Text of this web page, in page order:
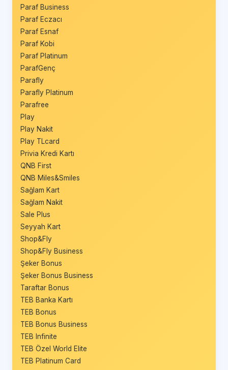
Paraf Business
Paraf Eczacı
Paraf Esnaf
Paraf Kobi
Paraf Platinum
ParafGenç
Parafly
Parafly Platinum
Parafree
Play
Play Nakit
Play TLcard
Privia Kredi Kartı
QNB First
QNB Miles&Smiles
Sağlam Kart
Sağlam Nakit
Sale Plus
Seyyah Kart
Shop&Fly
Shop&Fly Business
Şeker Bonus
Şeker Bonus Business
Taraftar Bonus
TEB Banka Kartı
TEB Bonus
TEB Bonus Business
TEB Infinite
TEB Özel World Elite
TEB Platinum Card